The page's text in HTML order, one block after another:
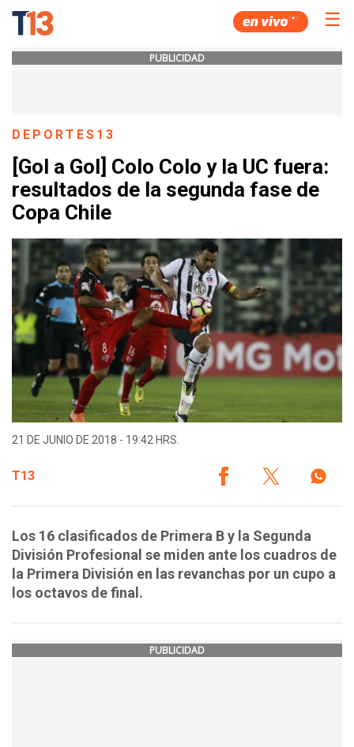
☰
PUBLICIDAD
DEPORTES13
[Gol a Gol] Colo Colo y la UC fuera:
resultados de la segunda fase de
Copa Chile
21 DE JUNIO DE 2018 - 19:42 HRS.
T13
Los 16 clasificados de Primera B y la Segunda
División Profesional se miden ante los cuadros de
la Primera División en las revanchas por un cupo a
los octavos de final.
PUBLICIDAD